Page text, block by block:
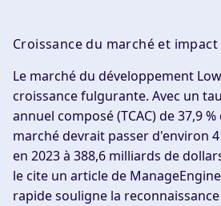
Croissance du marché et
Le marché du développement
croissance fulgurante. Avec un
annuel composé (TCAC) de 37,9
marché devrait passer d'environ
en 2023 à 388,6 milliards de
le cite un article de
rapide souligne la